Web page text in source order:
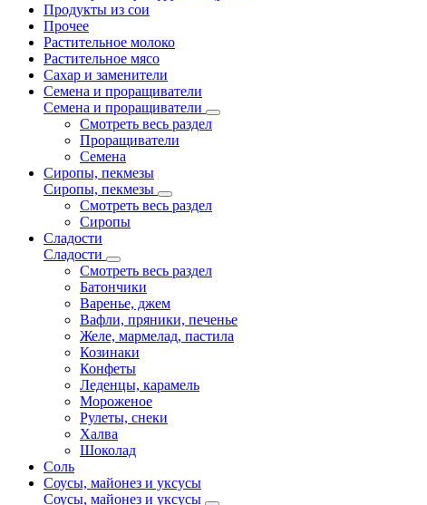
Продукты из сои
Прочее
Растительное молоко
Растительное мясо
Сахар и заменители
Семена и проращиватели
Семена и проращиватели
Смотреть весь раздел
Проращиватели
Семена
Сиропы, пекмезы
Сиропы, пекмезы
Смотреть весь раздел
Сиропы
Сладости
Сладости
Смотреть весь раздел
Батончики
Варенье, джем
Вафли, пряники, печенье
Желе, мармелад, пастила
Козинаки
Конфеты
Леденцы, карамель
Мороженое
Рулеты, снеки
Халва
Шоколад
Соль
Соусы, майонез и уксусы
Соусы, майонез и уксусы